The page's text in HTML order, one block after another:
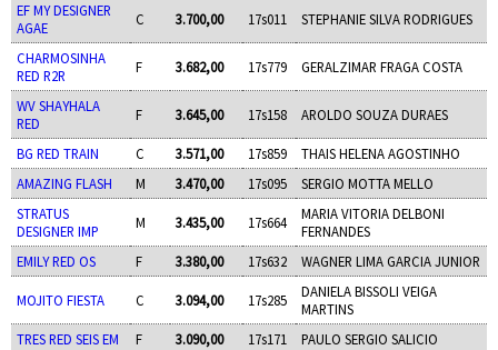
EF MY DESIGNER
AGAE
C 3.700,00 17s011 STEPHANIE SILVA RODRIGUES
CHARMOSINHA
RED R2R
F 3.682,00 17s779 GERALZIMAR FRAGA COSTA
WV SHAYHALA
RED
F 3.645,00 17s158 AROLDO SOUZA DURAES
BG RED TRAIN C 3.571,00 17s859
THAIS HELENA AGOSTINHO
AMAZING FLASH
M 3.470,00 17s095
SERGIO MOTTA MELLO
STRATUS
DESIGNER IMP
M 3.435,00 17s664
MARIA VITORIA DELBONI
FERNANDES
EMILY RED OS
F 3.380,00 17s632 WAGNER LIMA GARCIA JUNIOR
MOJITO FIESTA C 3.094,00 17s285
DANIELA BISSOLI VEIGA
MARTINS
TRES RED SEIS EM
F 3.090,00 17s171
PAULO SERGIO SALICIO